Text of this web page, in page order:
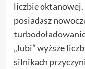
liczbie oktanowej.
posiadasz
„lubi” wyższe
silnikach